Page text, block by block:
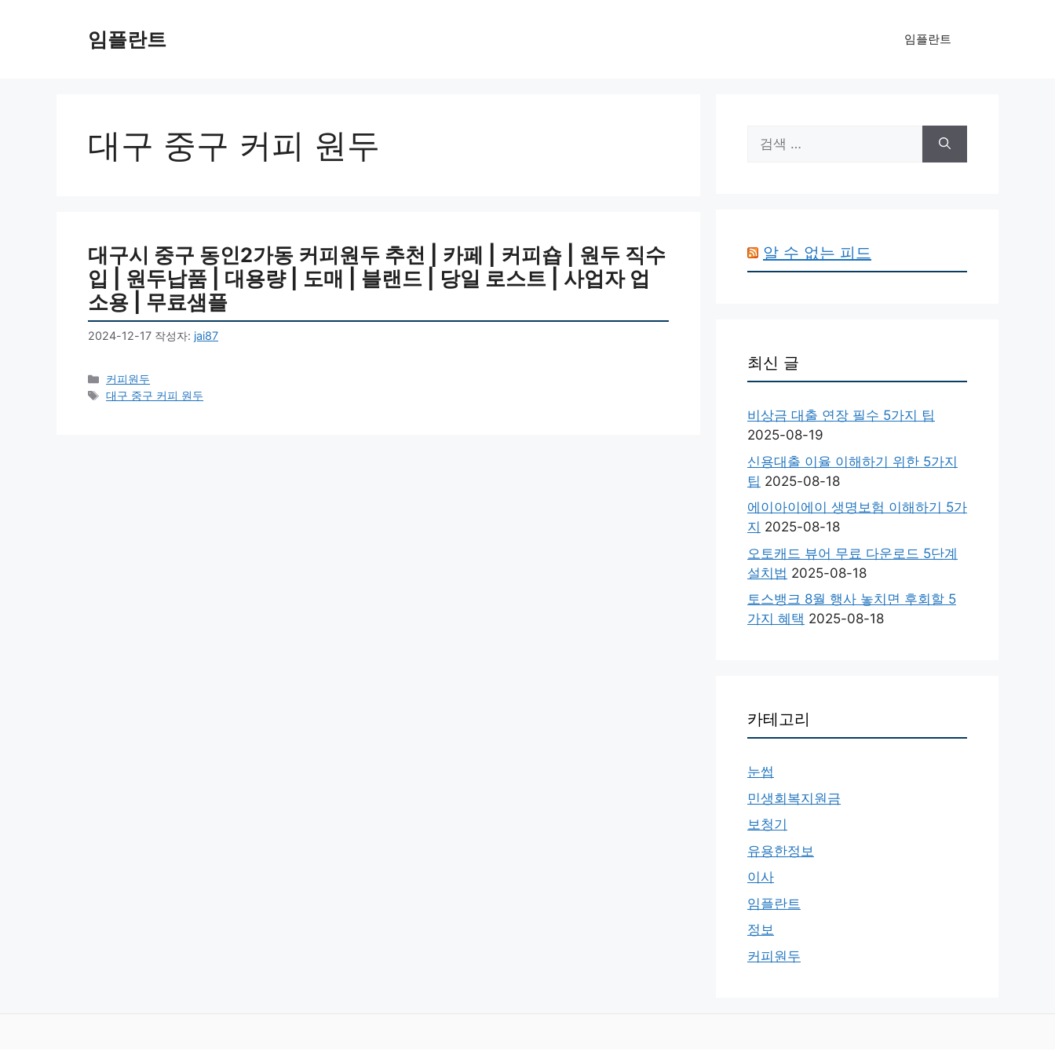
임플란트 임플란트
대구 중구 커피 원두
대구시 중구 동인2가동 커피원두 추천 | 카페 | 커피숍 | 원두 직수
입 | 원두납품 | 대용량 | 도매 | 블랜드 | 당일 로스트 | 사업자 업
소용 | 무료샘플
2024-12-17 작성자: jai87
카
테
커피원두
태
대구 중구 커피 원두
색:
알 수 없는 피드
최신 글
비상금 대출 연장 필수 5가지 팁
2025-08-19
신용대출 이율 이해하기 위한 5가지
팁 2025-08-18
에이아이에이 생명보험 이해하기 5가
지 2025-08-18
오토캐드 뷰어 무료 다운로드 5단계
설치법 2025-08-18
토스뱅크 8월 행사 놓치면 후회할 5
가지 혜택 2025-08-18
카테고리
눈썹
민생회복지원금
보청기
유용한정보
이사
임플란트
정보
커피원두